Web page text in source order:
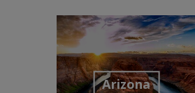
Arizona